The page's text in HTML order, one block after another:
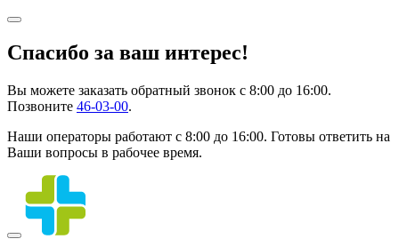
Спасибо за ваш интерес!
Вы можете заказать обратный звонок с 8:00 до 16:00.
Позвоните 46-03-00.
Наши операторы работают с 8:00 до 16:00. Готовы ответить на
Ваши вопросы в рабочее время.